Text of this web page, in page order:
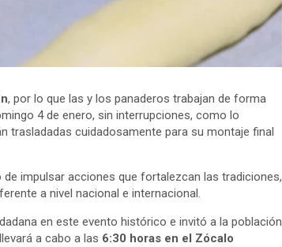
, por lo que las y los panaderos trabajan de forma
4 de enero, sin interrupciones, como lo
trasladadas cuidadosamente para su montaje final
impulsar acciones que fortalezcan las tradiciones,
a nivel nacional e internacional.
en este evento histórico e invitó a la población
a cabo a las 6:30 horas en el Zócalo